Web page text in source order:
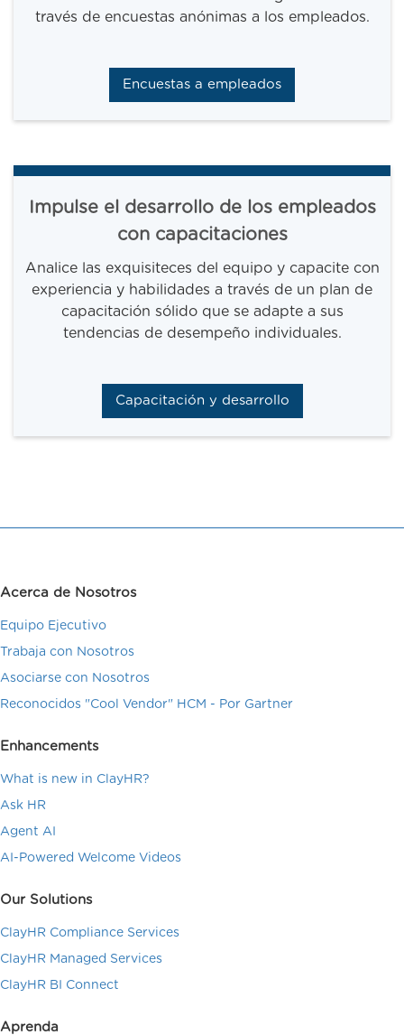
través de encuestas anónimas a los empleados.
Encuestas a empleados
Impulse el desarrollo de los empleados
con capacitaciones
Analice las exquisiteces del equipo y capacite con
experiencia y habilidades a través de un plan de
capacitación sólido que se adapte a sus
tendencias de desempeño individuales.
Capacitación y desarrollo
Acerca de Nosotros
Equipo Ejecutivo
Trabaja con Nosotros
Asociarse con Nosotros
Reconocidos "Cool Vendor" HCM - Por Gartner
Enhancements
What is new in ClayHR?
Ask HR
Agent AI
AI-Powered Welcome Videos
Our Solutions
ClayHR Compliance Services
ClayHR Managed Services
ClayHR BI Connect
Aprenda